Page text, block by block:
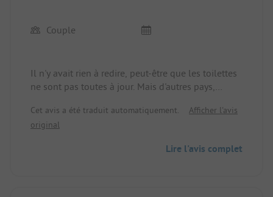
Couple
Il n'y avait rien à redire, peut-être que les toilettes
ne sont pas toutes à jour. Mais d'autres pays,
Cet avis a été traduit automatiquement.
Afficher l'avis
original
Lire l'avis complet